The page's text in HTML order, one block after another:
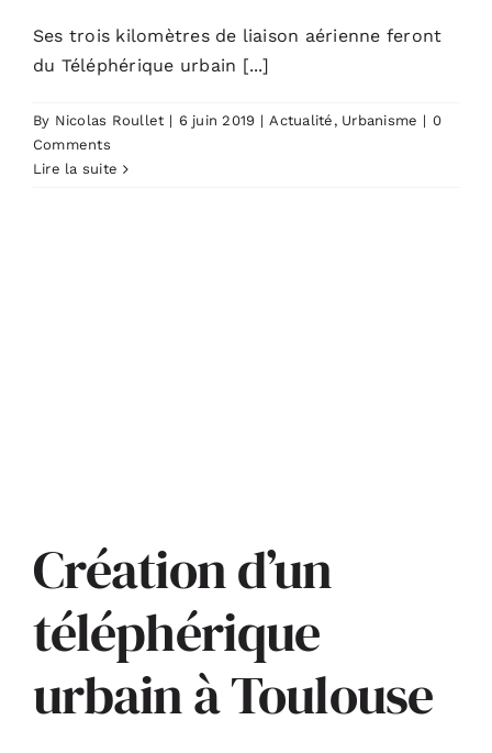
Ses trois kilomètres de liaison aérienne feront
du Téléphérique urbain [...]
By Nicolas Roullet | 6 juin 2019 | Actualité , Urbanisme | 0
Comments
Lire la suite
Création d’un
téléphérique
urbain à Toulouse